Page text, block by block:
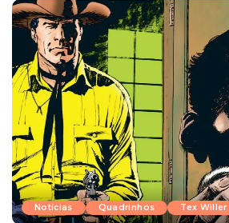
Notícias Quadrinhos Tex Willer